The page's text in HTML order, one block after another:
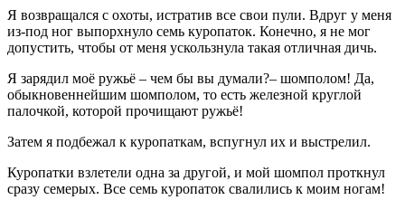
Я возвращался с охоты, истратив все свои пули. Вдруг у меня
из-под ног выпорхнуло семь куропаток. Конечно, я не мог
допустить, чтобы от меня ускользнула такая отличная дичь.
Я зарядил моё ружьё – чем бы вы думали?– шомполом! Да,
обыкновеннейшим шомполом, то есть железной круглой
палочкой, которой прочищают ружьё!
Затем я подбежал к куропаткам, вспугнул их и выстрелил.
Куропатки взлетели одна за другой, и мой шомпол проткнул
сразу семерых. Все семь куропаток свалились к моим ногам!